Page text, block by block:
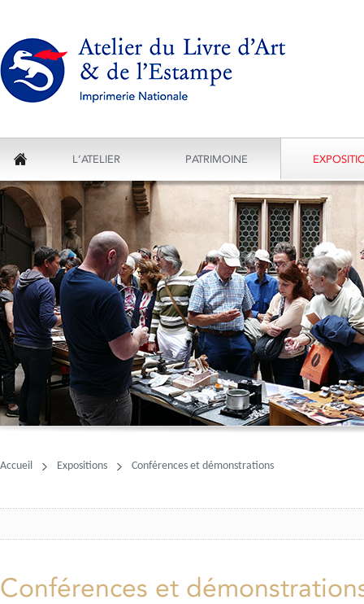
ACCUEIL
L’ATELIER PATRIMOINE
Accueil Expositions Conférences et démonstrations
Conférences et